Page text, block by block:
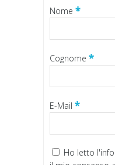
Nome *
Cognome *
E-Mail *
Ho letto